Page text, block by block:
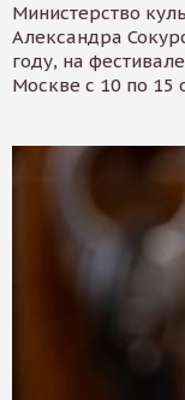
Министерство
Александра
году, на
Москве с 10 по 15